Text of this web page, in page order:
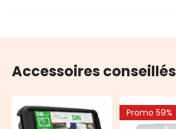
Accessoires conseillés
Promo 59%